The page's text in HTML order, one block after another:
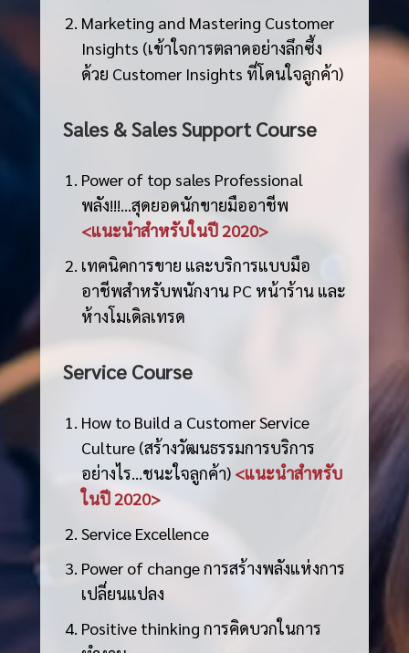
Marketing and Mastering Customer
Insights (เข้าใจการตลาดอย่างลึกซึ้ง
ด้วย Customer Insights ที่โดนใจลูกค้า)
Sales & Sales Support Course
Power of top sales Professional
พลัง!!!…สุดยอดนักขายมืออาชีพ
<แนะนำสำหรับในปี 2020>
เทคนิคการขาย และบริการแบบมือ
อาชีพสำหรับพนักงาน PC หน้าร้าน และ
ห้างโมเดิลเทรด
Service Course
How to Build a Customer Service
Culture (สร้างวัฒนธรรมการบริการ
อย่างไร…ชนะใจลูกค้า) <แนะนำสำหรับ
ในปี 2020>
Service Excellence
Power of change การสร้างพลังแห่งการ
เปลี่ยนแปลง
Positive thinking การคิดบวกในการ